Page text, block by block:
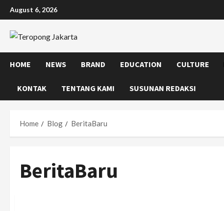
Skip
to
content
August 6, 2026
HOME NEWS BRAND EDUCATION CULTURE
KONTAK TENTANG KAMI SUSUNAN REDAKSI
Home Blog BeritaBaru
BeritaBaru